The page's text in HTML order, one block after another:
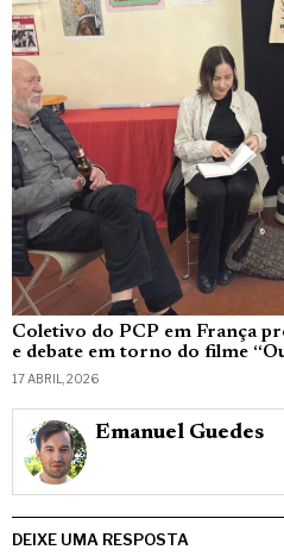
Coletivo do PCP em França
e debate em torno do filme
17 ABRIL, 2026
Emanuel Guedes
DEIXE UMA RESPOSTA